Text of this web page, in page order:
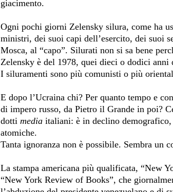
giacimento.
Ogni pochi giorni Zelensky silura, come ha
ministri, dei suoi capi dell’esercito, dei suoi
Mosca, al “capo”. Silurati non si sa bene
Zelensky è del 1978, quei dieci o dodici anni
I siluramenti sono più comunisti o più
E dopo l’Ucraina chi? Per quanto tempo e
di impero russo, da Pietro il Grande in poi?
dotti mediaitaliani: è in declino demografico,
atomiche.
Tanta ignoranza non è possibile. Sembra un
La stampa americana più qualificata, “New
“New York Review of Books”, che